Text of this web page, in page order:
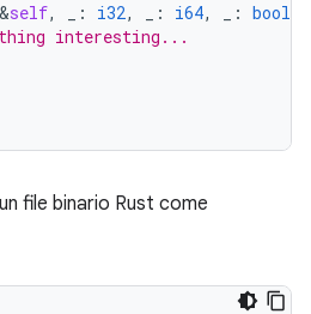
&self, : i32, : i64, : bool
interesting...
file binario Rust come